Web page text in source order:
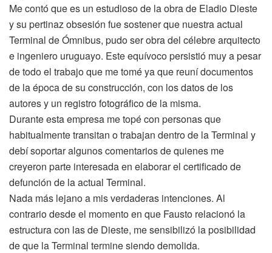
Me contó que es un estudioso de la obra de Eladio Dieste
y su pertinaz obsesión fue sostener que nuestra actual
Terminal de Ómnibus, pudo ser obra del célebre arquitecto
e ingeniero uruguayo. Este equívoco persistió muy a pesar
de todo el trabajo que me tomé ya que reuní documentos
de la época de su construcción, con los datos de los
autores y un registro fotográfico de la misma.
Durante esta empresa me topé con personas que
habitualmente transitan o trabajan dentro de la Terminal y
debí soportar algunos comentarios de quienes me
creyeron parte interesada en elaborar el certificado de
defunción de la actual Terminal.
Nada más lejano a mis verdaderas intenciones. Al
contrario desde el momento en que Fausto relacionó la
estructura con las de Dieste, me sensibilizó la posibilidad
de que la Terminal termine siendo demolida.